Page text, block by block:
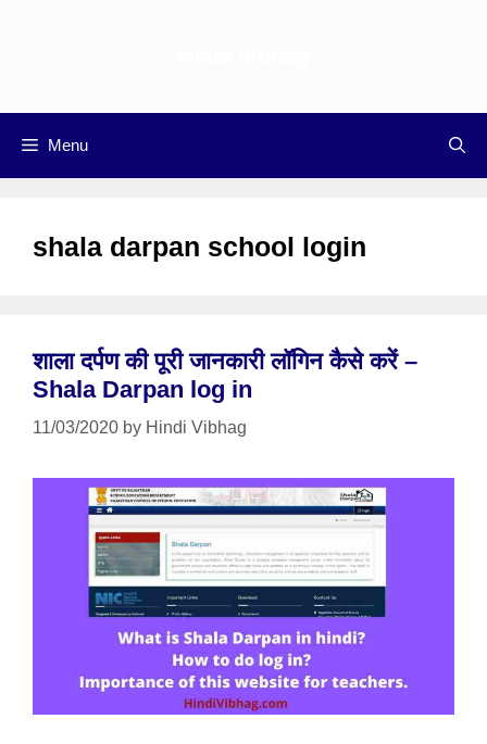
Menu
shala darpan school login
शाला दर्पण की पूरी जानकारी लॉगिन कैसे करें –
Shala Darpan log in
11/03/2020 by Hindi Vibhag